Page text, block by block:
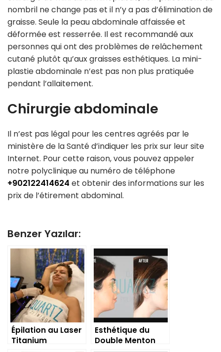
nombril ne change pas et il n’y a pas d’élimination de
graisse. Seule la peau abdominale affaissée et
déformée est resserrée. Il est recommandé aux
personnes qui ont des problèmes de relâchement
cutané plutôt qu’aux graisses esthétiques. La mini-
plastie abdominale n’est pas non plus pratiquée
pendant l’allaitement.
Chirurgie abdominale
Il n’est pas légal pour les centres agréés par le
ministère de la Santé d’indiquer les prix sur leur site
Internet. Pour cette raison, vous pouvez appeler
notre polyclinique au numéro de téléphone
+902122414624 et obtenir des informations sur les
prix de l’étirement abdominal.
Benzer Yazılar:
Épilation au Laser
Titanium
Esthétique du
Double Menton